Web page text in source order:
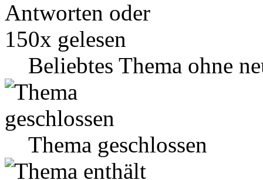
Beliebtes Thema ohne
Thema geschlossen